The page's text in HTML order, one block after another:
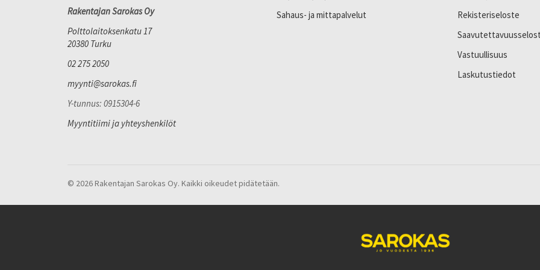
Rakentajan Sarokas Oy
Polttolaitoksenkatu 17
20380 Turku
02 275 2050
myynti@sarokas.fi
Y-tunnus: 0915304-6
Myyntitiimi ja yhteyshenkilöt
Sahaus- ja mittapalvelut
Rekisteriseloste
Vastuullisuus
Laskutustiedot
© 2026 Rakentajan Sarokas Oy. Kaikki oikeudet pidätetään.